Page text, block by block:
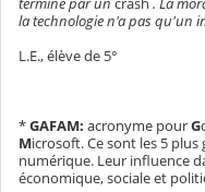
la technologie n'a pas qu'un
L.E., élève de 5°
*GAFAM: acronyme pourG
Microsoft. Ce sont les 5
numérique. Leur influence
économique, sociale et